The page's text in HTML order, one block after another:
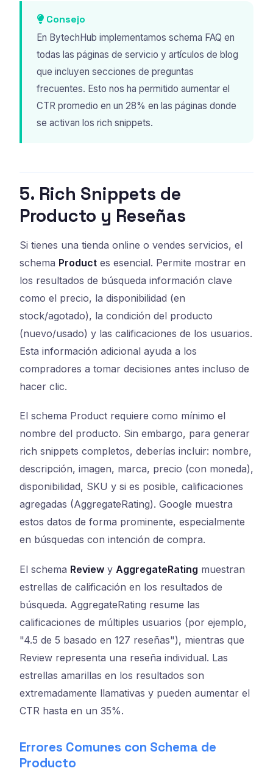
Consejo
En BytechHub implementamos schema FAQ en
todas las páginas de servicio y artículos de blog
que incluyen secciones de preguntas
frecuentes. Esto nos ha permitido aumentar el
CTR promedio en un 28% en las páginas donde
se activan los rich snippets.
5. Rich Snippets de
Producto y Reseñas
Si tienes una tienda online o vendes servicios, el
schema Product es esencial. Permite mostrar en
los resultados de búsqueda información clave
como el precio, la disponibilidad (en
stock/agotado), la condición del producto
(nuevo/usado) y las calificaciones de los usuarios.
Esta información adicional ayuda a los
compradores a tomar decisiones antes incluso de
hacer clic.
El schema Product requiere como mínimo el
nombre del producto. Sin embargo, para generar
rich snippets completos, deberías incluir: nombre,
descripción, imagen, marca, precio (con moneda),
disponibilidad, SKU y si es posible, calificaciones
agregadas (AggregateRating). Google muestra
estos datos de forma prominente, especialmente
en búsquedas con intención de compra.
El schema Review y AggregateRating muestran
estrellas de calificación en los resultados de
búsqueda. AggregateRating resume las
calificaciones de múltiples usuarios (por ejemplo,
"4.5 de 5 basado en 127 reseñas"), mientras que
Review representa una reseña individual. Las
estrellas amarillas en los resultados son
extremadamente llamativas y pueden aumentar el
CTR hasta en un 35%.
Errores Comunes con Schema de
Producto